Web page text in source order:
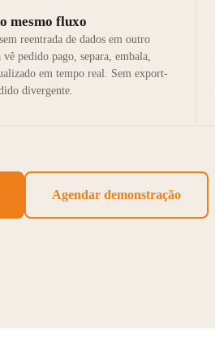
mesmo fluxo
reentrada de dados em outro
pedido pago, separa, embala,
em tempo real. Sem export-
divergente.
Agendar demonstração